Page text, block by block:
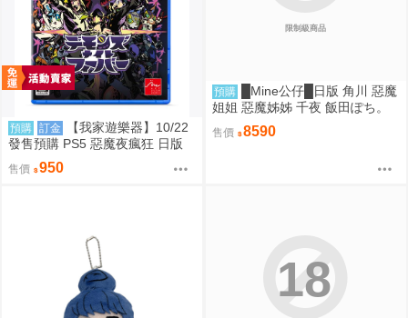
預購 訂金
【我家遊樂器】10/22
發售預購 PS5 惡魔夜瘋狂 日版
售價 950
限制級商品
預購
█Mine公仔█日版 角川 惡魔
姐姐 惡魔姊姊 千夜 飯田ぽち。
1/6 PVC D9264
售價 8590
18